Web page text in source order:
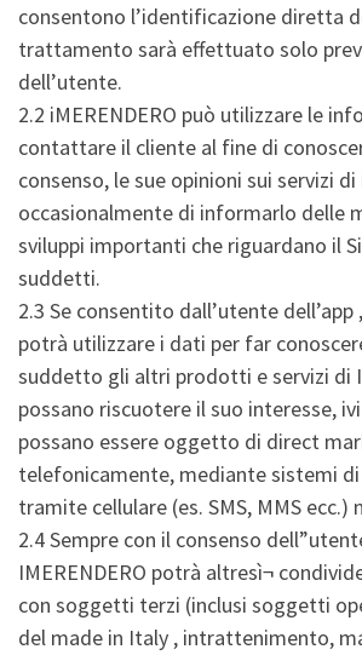
consentono l’identificazione diretta
trattamento sarà effettuato solo
dell’utente.
2.2 iMERENDERO può utilizzare le
contattare il cliente al fine di
consenso, le sue opinioni sui servizi di
occasionalmente di informarlo delle
sviluppi importanti che riguardano il
suddetti.
2.3 Se consentito dall’utente dell’app
potrà utilizzare i dati per far
suddetto gli altri prodotti e servizi di
possano riscuotere il suo interesse,
possano essere oggetto di direct
telefonicamente, mediante sistemi
tramite cellulare (es. SMS, MMS ecc.)
2.4 Sempre con il consenso
IMERENDERO potrà altresì¬
con soggetti terzi (inclusi soggetti
del made in Italy , intrattenimento,